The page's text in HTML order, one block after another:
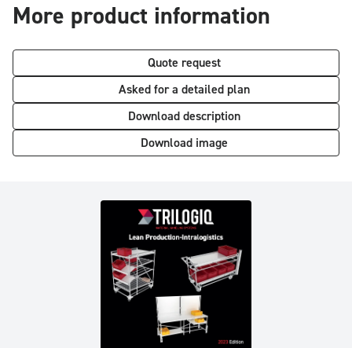
More product information
Quote request
Asked for a detailed plan
Download description
Download image